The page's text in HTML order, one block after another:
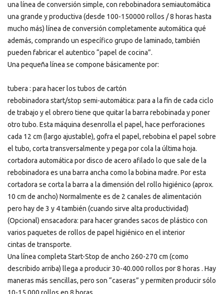
una línea de conversión simple, con rebobinadora semiautomática
una grande y productiva (desde 100-150000 rollos / 8 horas hasta
mucho más) línea de conversión completamente automática qué
además, comprando un específico grupo de laminado, también
pueden fabricar el autentico “papel de cocina”.
Una pequeña línea se compone básicamente por:
tubera : para hacer los tubos de cartón
rebobinadora start/stop semi-automática: para a la fín de cada ciclo
de trabajo y el obrero tiene que quitar la barra rebobinada y poner
otro tubo. Esta máquina desenrolla el papel, hace perforaciones
cada 12 cm (largo ajustable), gofra el papel, rebobina el papel sobre
el tubo, corta transversalmente y pega por cola la última hoja.
cortadora automática por disco de acero afilado lo que sale de la
rebobinadora es una barra ancha como la bobina madre. Por esta
cortadora se corta la barra a la dimensión del rollo higiénico (aprox.
10 cm de ancho) Normalmente es de 2 canales de alimentación
pero hay de 3 y 4 también (cuando sirve alta productividad)
(Opcional) ensacadora: para hacer grandes sacos de plástico con
varios paquetes de rollos de papel higiénico en el interior
cintas de transporte.
Una línea completa Start-Stop de ancho 260-270 cm (como
describido arriba) llega a producir 30-40.000 rollos por 8 horas . Hay
maneras más sencillas, pero son “caseras” y permiten producir sólo